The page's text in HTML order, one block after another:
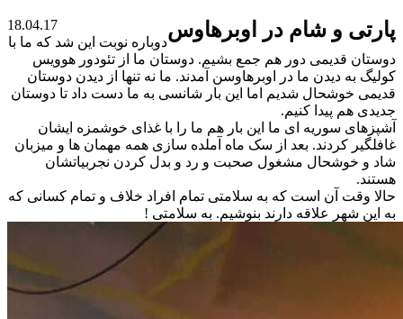
18.04.17 پارتی و شام در اوبرهاوس
دوباره نوبت این شد که ما با
دوستان قدیمی دور هم جمع بشیم. دوستان ما از تئودور هوویس
کولیگ به دیدن ما در اوبرهاوسن آمدند. ما نه تنها از دیدن دوستان
قدیمی خوشحال شدیم اما این بار شانسی به ما دست داد تا دوستان
جدیدی هم پیدا کنیم.
آشپزهای سوریه ای ما این بار هم ما را با غذای خوشمزه ایشان
غافلگیر کردند. بعد از سک ماه آملده سازی همه مهمان ها و میزبان
شاد و خوشحال مشغول صحبت و رد و بدل کردن نجربیاتشان
هستند.
حالا وقت آن است که به سلامتی تمام افراد خلاف و تمام کسانی که
به این شهر علاقه دارند بنوشیم. به سلامتی !